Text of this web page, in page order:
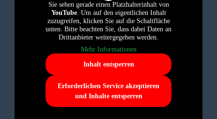
Sie sehen gerade einen Platzhalterinhalt von
YouTube. Um auf den eigentlichen Inhalt
zuzugreifen, klicken Sie auf die Schaltfläche
unten. Bitte beachten Sie, dass dabei Daten an
Drittanbieter weitergegeben werden.
Mehr Informationen
Inhalt entsperren
Erforderlichen Service akzeptieren
und Inhalte entsperren